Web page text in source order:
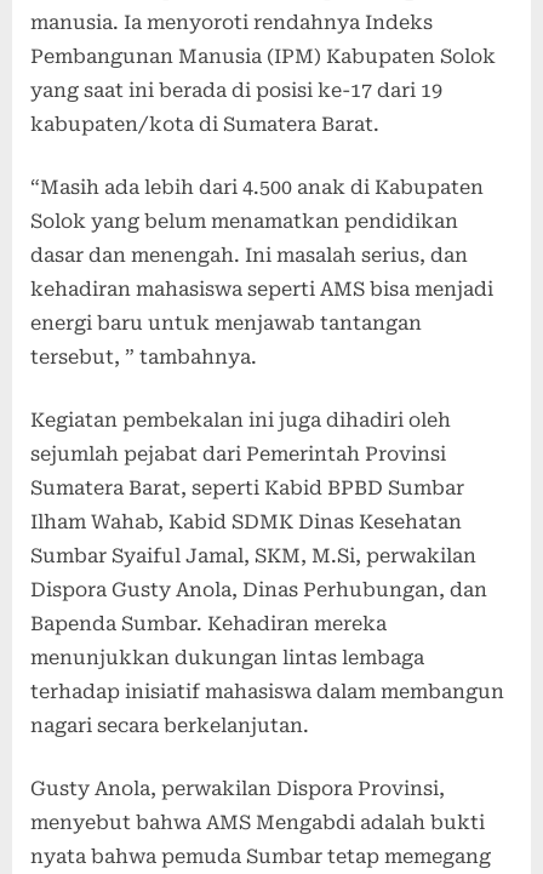
manusia. Ia menyoroti rendahnya Indeks
Pembangunan Manusia (IPM) Kabupaten Solok
yang saat ini berada di posisi ke-17 dari 19
kabupaten/kota di Sumatera Barat.
“Masih ada lebih dari 4.500 anak di Kabupaten
Solok yang belum menamatkan pendidikan
dasar dan menengah. Ini masalah serius, dan
kehadiran mahasiswa seperti AMS bisa menjadi
energi baru untuk menjawab tantangan
tersebut, ” tambahnya.
Kegiatan pembekalan ini juga dihadiri oleh
sejumlah pejabat dari Pemerintah Provinsi
Sumatera Barat, seperti Kabid BPBD Sumbar
Ilham Wahab, Kabid SDMK Dinas Kesehatan
Sumbar Syaiful Jamal, SKM, M.Si, perwakilan
Dispora Gusty Anola, Dinas Perhubungan, dan
Bapenda Sumbar. Kehadiran mereka
menunjukkan dukungan lintas lembaga
terhadap inisiatif mahasiswa dalam membangun
nagari secara berkelanjutan.
Gusty Anola, perwakilan Dispora Provinsi,
menyebut bahwa AMS Mengabdi adalah bukti
nyata bahwa pemuda Sumbar tetap memegang